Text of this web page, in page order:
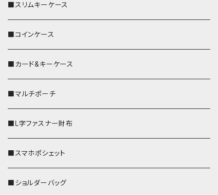
■スリムキーケース
■コインケース
■カード&キーケース
■マルチポーチ
■L字ファスナー財布
■スマホポシェット
■ショルダーバッグ